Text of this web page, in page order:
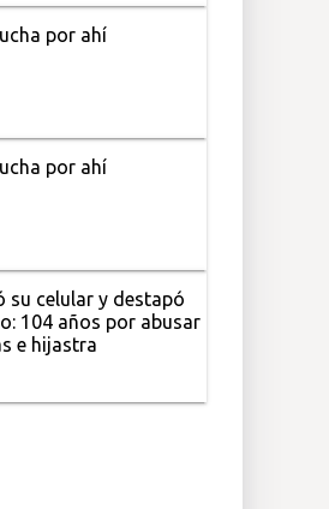
por ahí
por ahí
su celular y destapó
104 años por abusar
e hijastra